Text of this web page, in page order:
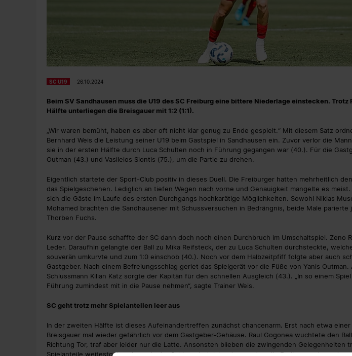
SC U19 26.10.2024
Beim SV Sandhausen muss die U19 des SC Freiburg eine bittere Niederlage einstecken. Trotz
Hälfte unterliegen die Breisgauer mit 1:2 (1:1).
„Wir waren bemüht, haben es aber oft nicht klar genug zu Ende gespielt.“ Mit diesem Satz
Bernhard Weis die Leistung seiner U19 beim Gastspiel in Sandhausen ein. Zuvor verlor die
sie in der ersten Hälfte durch Luca Schulten noch in Führung gegangen war (40.). Für die
Outman (43.) und Vasileios Siontis (75.), um die Partie zu drehen.
Eigentlich startete der Sport-Club positiv in dieses Duell. Die Freiburger hatten mehrheitlich
das Spielgeschehen. Lediglich an tiefen Wegen nach vorne und Genauigkeit mangelte es
sich die Gäste im Laufe des ersten Durchgangs hochkarätige Möglichkeiten. Sowohl Niklas
Mohamed brachten die Sandhausener mit Schussversuchen in Bedrängnis, beide Male parierte
Thorben Fuchs.
Kurz vor der Pause schaffte der SC dann doch noch einen Durchbruch im Umschaltspiel. Zeno
Leder. Daraufhin gelangte der Ball zu Mika Reifsteck, der zu Luca Schulten durchsteckte,
souverän umkurvte und zum 1:0 einschob (40.). Noch vor dem Halbzeitpfiff folgte aber auch
Gastgeber. Nach einem Befreiungsschlag geriet das Spielgerät vor die Füße von Yanis Outman.
Schlussmann Kilian Katz sorgte der Kapitän für den schnellen Ausgleich (43.). „In so einem
Führung zumindest mit in die Pause nehmen“, sagte Trainer Weis.
SC geht trotz mehr Spielanteilen leer aus
In der zweiten Hälfte ist dieses Aufeinandertreffen zunächst chancenarm. Erst nach etwa
Breisgauer mal wieder gefährlich vor dem Gastgeber-Gehäuse. Raul Gogonea wuchtete den
Richtung Tor, traf aber leider nur die Latte. Ansonsten blieben die zwingenden Gelegenheiten
Spielanteile weitestgehend aus. In der Schlussviertelstunde mussten die Freiburger dann